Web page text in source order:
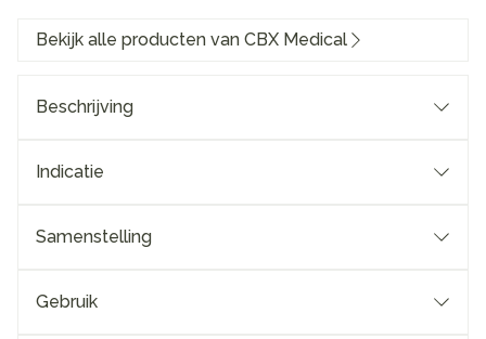
Bekijk alle producten van CBX Medical
Beschrijving
Indicatie
Samenstelling
Gebruik